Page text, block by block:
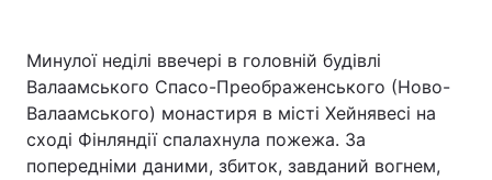
Минулої неділі ввечері в головній будівлі
Валаамського Спасо-Преображенського (Ново-
Валаамського) монастиря в місті Хейнявесі на
сході Фінляндії спалахнула пожежа. За
попередніми даними, збиток, завданий вогнем,